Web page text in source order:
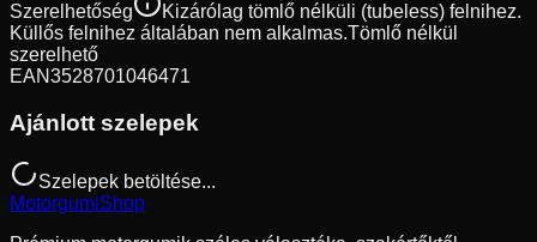
Szerelhetőség
Kizárólag tömlő nélküli (tubeless) felnihez.
Küllős felnihez általában nem alkalmas.Tömlő nélkül
szerelhető
EAN3528701046471
Ajánlott szelepek
Szelepek betöltése...
MotorgumiShop